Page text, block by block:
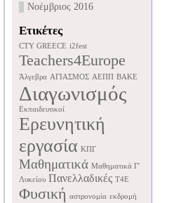
Νοέμβριος 2016
Ετικέτες
CTY GREECE i2fest
Teachers4Europe
Άλγεβρα ΑΓΙΑΣΜΟΣ ΑΕΠΠ ΒΑΚΕ
Διαγωνισμός
Εκπαιδευτικοί
Ερευνητική
εργασία ΚΠΓ
Μαθηματικά Μαθηματικά Γ'
Λυκείου Πανελλαδικές Τ4Ε
Φυσική αστρονομία εκδρομή